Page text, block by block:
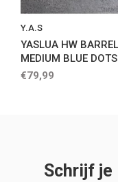
Y.A.S
YASLUA HW
MEDIUM BLUE DOTS
€79,99
Schrijf je